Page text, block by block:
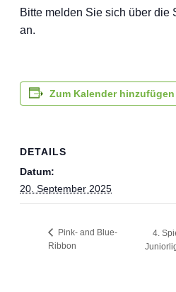
Bitte melden Sie sich über die
an.
Zum Kalender hinzufügen
DETAILS
Datum:
20. September 2025
Pink- and Blue-
Ribbon
4.